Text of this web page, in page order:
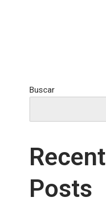
Buscar
Recent
Posts